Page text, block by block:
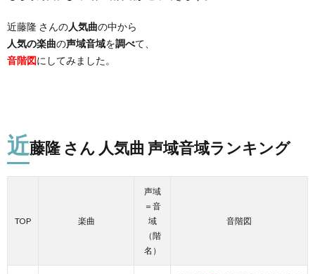
近藤隆 さんの人気曲の中から
人気の楽曲の声域音域を調べて、
音階図にしてみました。
近藤隆 さん 人気曲 声域音域ランキング
TOP 楽曲
声域
＝音
域
（階
名）
音階図